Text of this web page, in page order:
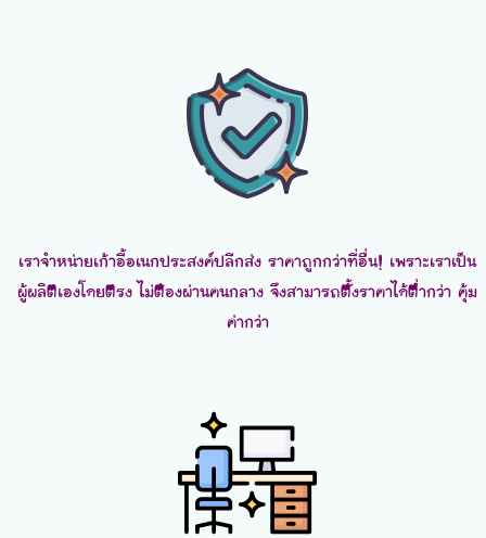
เราจำหน่ายเก้าอี้อเนกประสงค์ปลีกส่ง ราคาถูกกว่าที่อื่น! เพราะเราเป็น
ผู้ผลิตเองโดยตรง ไม่ต้องผ่านคนกลาง จึงสามารถตั้งราคาได้ต่ำกว่า คุ้ม
ค่ากว่า